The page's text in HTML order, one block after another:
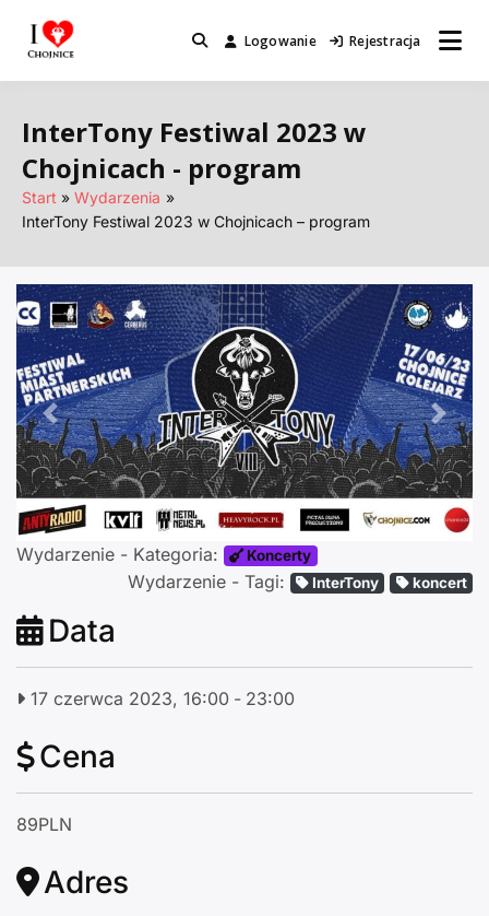
Miejsca które warto odwiedzić.
Logowanie Rejestracja
InterTony Festiwal 2023 w
Chojnicach - program
Start
Wydarzenia
InterTony Festiwal 2023 w Chojnicach – program
Poprzednie
Wydarzenie - Kategoria: Koncerty
Wydarzenie - Tagi: InterTony koncert
Data
17 czerwca 2023, 16:00 - 23:00
Cena
89PLN
Adres